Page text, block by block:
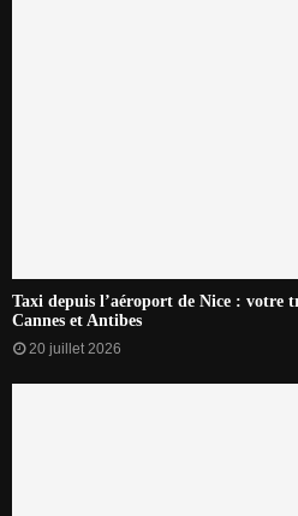
Taxi depuis l’aéroport de Nice : votre
Cannes et Antibes
20 juillet 2026